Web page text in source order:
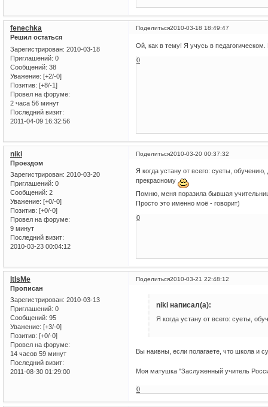
Поделиться2010-03-18 18:49:47
fenechka
Решил остаться
Зарегистрирован: 2010-03-18
Приглашений: 0
Сообщений: 38
Уважение: [+2/-0]
Позитив: [+8/-1]
Провел на форуме:
2 часа 56 минут
Последний визит:
2011-04-09 16:32:56
Ой, как в тему! Я учусь в
0
Поделиться2010-03-20 00:37:32
niki
Проездом
Зарегистрирован: 2010-03-20
Приглашений: 0
Сообщений: 2
Уважение: [+0/-0]
Позитив: [+0/-0]
Провел на форуме:
9 минут
Последний визит:
2010-03-23 00:04:12
Я когда устану от всего: суеты,
прекрасному
Помню, меня поразила бывшая
Просто это именно моё - говорит)
0
Поделиться2010-03-21 22:48:12
ItIsMe
Прописан
Зарегистрирован: 2010-03-13
Приглашений: 0
Сообщений: 95
Уважение: [+3/-0]
Позитив: [+0/-0]
Провел на форуме:
14 часов 59 минут
Последний визит:
2011-08-30 01:29:00
niki написал(а):
Я когда устану от всего: суеты,
Вы наивны, если полагаете, что школа и
Моя матушка "Заслуженный учитель
0